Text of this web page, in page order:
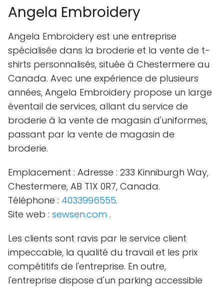
Angela Embroidery
Angela Embroidery est une entreprise
spécialisée dans la broderie et la vente de t-
shirts personnalisés, située à Chestermere au
Canada. Avec une expérience de plusieurs
années, Angela Embroidery propose un large
éventail de services, allant du service de
broderie à la vente de magasin d'uniformes,
passant par la vente de magasin de
broderie.
Emplacement : Adresse : 233 Kinniburgh Way,
Chestermere, AB T1X 0R7, Canada.
Téléphone : 4033996555.
Site web : sewsen.com .
Les clients sont ravis par le service client
impeccable, la qualité du travail et les prix
compétitifs de l'entreprise. En outre,
l'entreprise dispose d'un parking accessible